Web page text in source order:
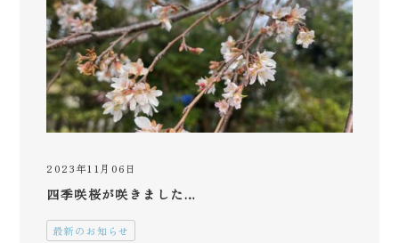
2023年11月06日
四季咲桜が咲きました…
最新のお知らせ